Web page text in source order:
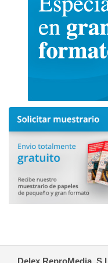
Delex ReproMedia, S.L.